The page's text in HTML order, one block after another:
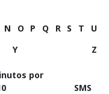
N O P Q R S T
U
Y Z
por
SMS